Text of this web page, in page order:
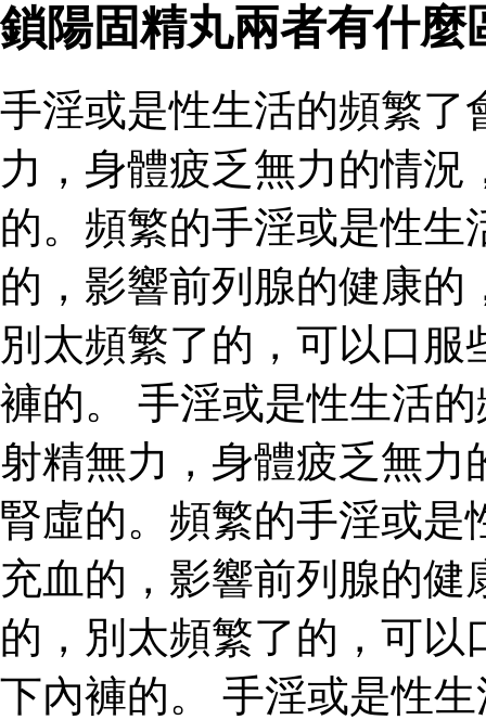
鎖陽固精丸兩者有什麼
手淫或是性生活的頻繁了
力，身體疲乏無力的情
的。頻繁的手淫或是性
的，影響前列腺的健康
別太頻繁了的，可以口
褲的。 手淫或是性生活
射精無力，身體疲乏無力
腎虛的。頻繁的手淫或是
充血的，影響前列腺的
的，別太頻繁了的，可
下內褲的。 手淫或是性